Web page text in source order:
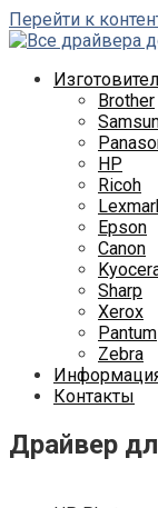
Перейти к
Brother
HP
Ricoh
Epson
Canon
Sharp
Xerox
Pantum
Zebra
Контакты
Драйвер